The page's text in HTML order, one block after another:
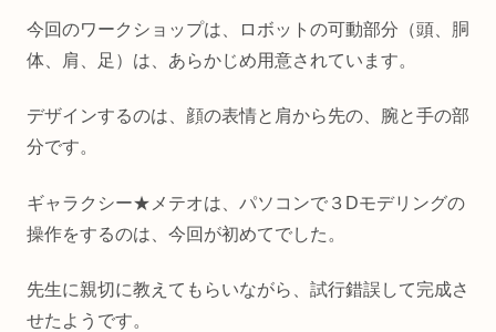
今回のワークショップは、ロボットの可動部分（頭、胴
体、肩、足）は、あらかじめ用意されています。
デザインするのは、顔の表情と肩から先の、腕と手の部
分です。
ギャラクシー★メテオは、パソコンで３Dモデリングの
操作をするのは、今回が初めてでした。
先生に親切に教えてもらいながら、試行錯誤して完成さ
せたようです。